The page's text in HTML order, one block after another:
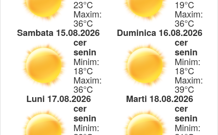
23°C
Maxim:
36°C
19°C
Maxim:
36°C
Sambata 15.08.2026
cer
senin
Minim:
18°C
Maxim:
36°C
Duminica 16.08.2026
cer
senin
Minim:
18°C
Maxim:
39°C
Luni 17.08.2026
cer
senin
Minim:
Marti 18.08.2026
cer
senin
Minim: